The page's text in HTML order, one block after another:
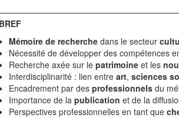
Mémoire de recherche dans le secteur
Nécessité de développer des compétences
Recherche axée sur le patrimoine et les
Interdisciplinarité : lien entre art, sciences
Encadrement par des professionnels du
Importance de la publication et de la
Perspectives professionnelles en tant que